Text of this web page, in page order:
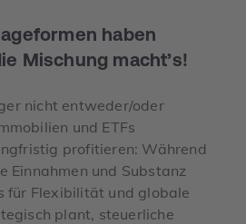
haben
Mischung macht’s!
nicht entweder/oder
und ETFs
profitieren: Während
Einnahmen und Substanz
für Flexibilität und globale
plant, steuerliche